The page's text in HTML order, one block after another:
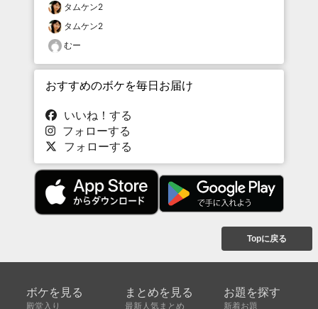
タムケン2
タムケン2
むー
おすすめのボケを毎日お届け
いいね！する
フォローする
フォローする
Topに戻る
ボケを見る
殿堂入り
まとめを見る
最新人気まとめ
お題を探す
新着お題